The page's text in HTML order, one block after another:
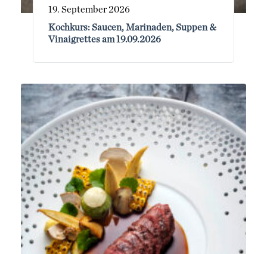
19. September 2026
Kochkurs: Saucen, Marinaden, Suppen &
Vinaigrettes am 19.09.2026